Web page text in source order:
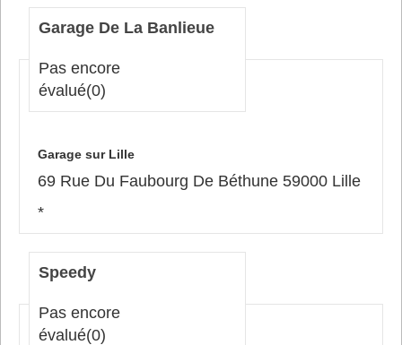
Garage De La Banlieue
Pas encore
évalué(0)
Garage sur Lille
69 Rue Du Faubourg De Béthune 59000 Lille
*
Speedy
Pas encore
évalué(0)